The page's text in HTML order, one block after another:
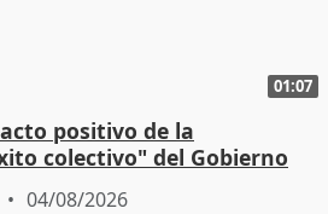
01:07
positivo de la
colectivo" del Gobierno
04/08/2026